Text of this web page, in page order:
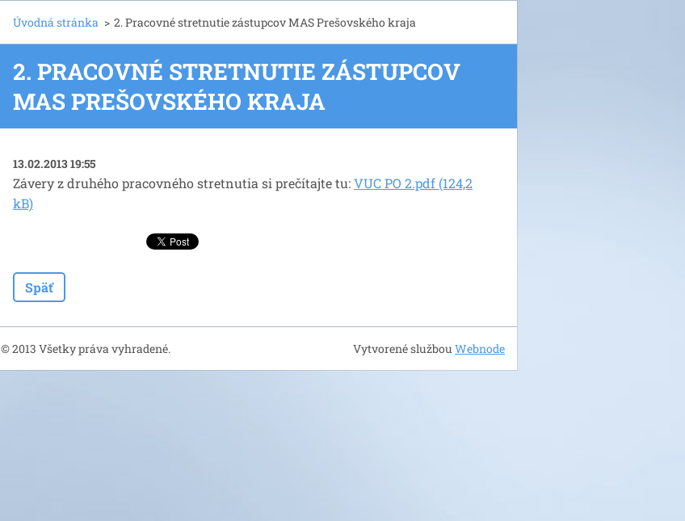
Úvodná stránka > 2. Pracovné stretnutie zástupcov MAS Prešovského kraja
2. PRACOVNÉ STRETNUTIE ZÁSTUPCOV
MAS PREŠOVSKÉHO KRAJA
13.02.2013 19:55
Závery z druhého pracovného stretnutia si prečítajte tu:VUC PO 2.pdf (124,2
kB)
Späť
© 2013 Všetky práva vyhradené. Vytvorené službouWebnode